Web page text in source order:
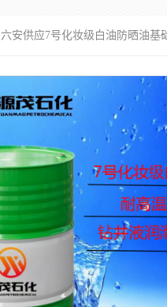
安供应7号化妆级白油防晒油基